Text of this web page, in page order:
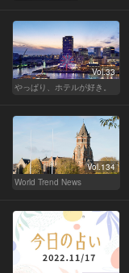
Vol.33
やっぱり、ホテルが好き。
Vol.134
World Trend News